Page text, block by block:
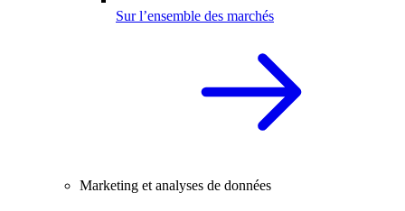
Sur l’ensemble des marchés
Marketing et analyses de données